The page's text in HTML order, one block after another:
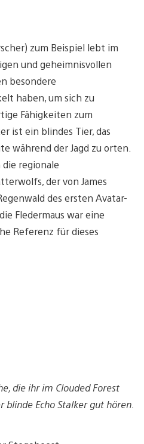
zum Beispiel lebt im
und geheimnisvollen
besondere
haben, um sich zu
Fähigkeiten zum
ist ein blindes Tier, das
während der Jagd zu orten.
regionale
der von James
des ersten Avatar-
Fledermaus war eine
Referenz für dieses
die ihr im Clouded Forest
blinde Echo Stalker gut hören.